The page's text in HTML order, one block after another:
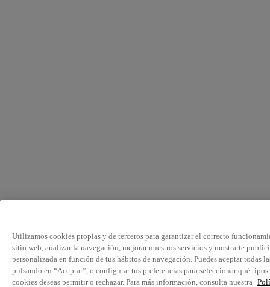
Utilizamos cookies propias y de terceros para garantizar el correcto
sitio web, analizar la navegación, mejorar nuestros servicios y mostrarte
personalizada en función de tus hábitos de navegación. Puedes aceptar todas
pulsando en “Aceptar”, o configurar tus preferencias para seleccionar qué tipos
cookies deseas permitir o rechazar. Para más información, consulta nuestra